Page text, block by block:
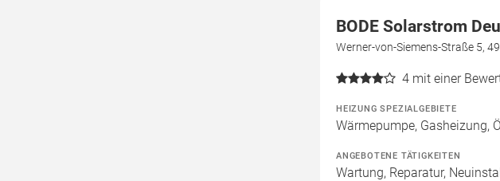
BODE Solarstrom
Werner-von-Siemens-Straße 5,
4 mit einer
HEIZUNG SPEZIALGEBIETE
Wärmepumpe, Gasheizung,
ANGEBOTENE TÄTIGKEITEN
Wartung, Reparatur,